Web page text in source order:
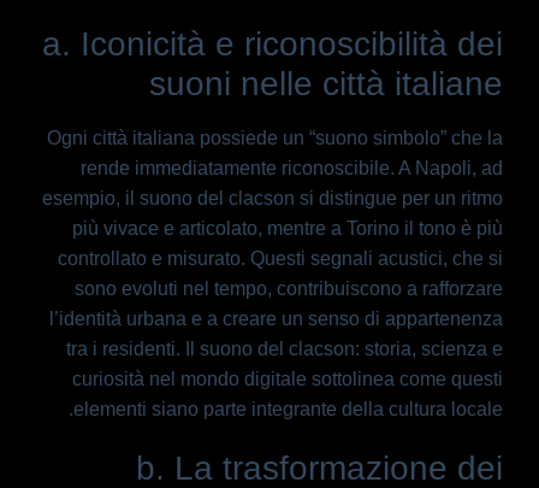
a. Iconicità e riconoscibilità dei
suoni nelle città italiane
Ogni città italiana possiede un “suono simbolo” che la
rende immediatamente riconoscibile. A Napoli, ad
esempio, il suono del clacson si distingue per un ritmo
più vivace e articolato, mentre a Torino il tono è più
controllato e misurato. Questi segnali acustici, che si
sono evoluti nel tempo, contribuiscono a rafforzare
l’identità urbana e a creare un senso di appartenenza
tra i residenti. Il suono del clacson: storia, scienza e
curiosità nel mondo digitale sottolinea come questi
elementi siano parte integrante della cultura locale.
b. La trasformazione dei